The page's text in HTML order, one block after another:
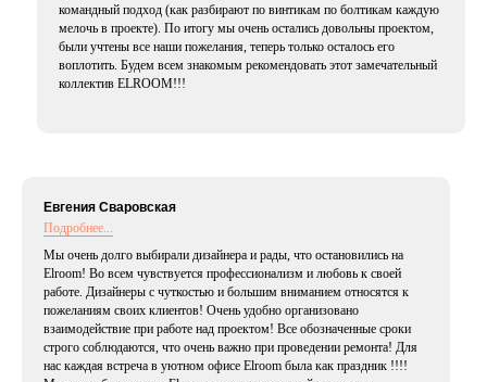
командный подход (как разбирают по винтикам по болтикам каждую
мелочь в проекте). По итогу мы очень остались довольны проектом,
были учтены все наши пожелания, теперь только осталось его
воплотить. Будем всем знакомым рекомендовать этот замечательный
коллектив ELROOM!!!
Евгения Сваровская
Подробнее...
Мы очень долго выбирали дизайнера и рады, что остановились на
Elroom! Во всем чувствуется профессионализм и любовь к своей
работе. Дизайнеры с чуткостью и большим вниманием относятся к
пожеланиям своих клиентов! Очень удобно организовано
взаимодействие при работе над проектом! Все обозначенные сроки
строго соблюдаются, что очень важно при проведении ремонта! Для
нас каждая встреча в уютном офисе Elroom была как праздник !!!!